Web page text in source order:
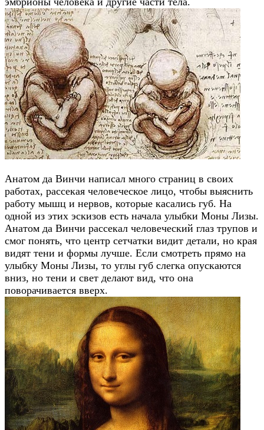
Анатом да Винчи написал много страниц в своих
работах, рассекая человеческое лицо, чтобы выяснить
работу мышц и нервов, которые касались губ. На
одной из этих эскизов есть начала улыбки Моны Лизы.
Анатом да Винчи рассекал человеческий глаз трупов и
смог понять, что центр сетчатки видит детали, но края
видят тени и формы лучше. Если смотреть прямо на
улыбку Моны Лизы, то углы губ слегка опускаются
вниз, но тени и свет делают вид, что она
поворачивается вверх.